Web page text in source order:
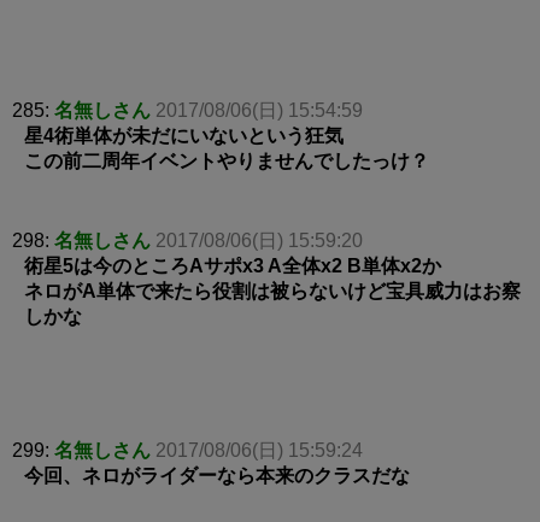
285: 名無しさん 2017/08/06(日) 15:54:59
星4術単体が未だにいないという狂気
この前二周年イベントやりませんでしたっけ？
298: 名無しさん 2017/08/06(日) 15:59:20
術星5は今のところAサポx3 A全体x2 B単体x2か
ネロがA単体で来たら役割は被らないけど宝具威力はお察
しかな
299: 名無しさん 2017/08/06(日) 15:59:24
今回、ネロがライダーなら本来のクラスだな